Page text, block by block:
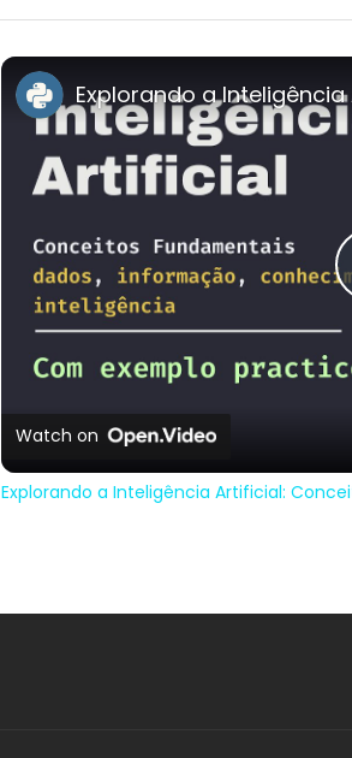
Watch on
Explorando a Inteligência Artificial: